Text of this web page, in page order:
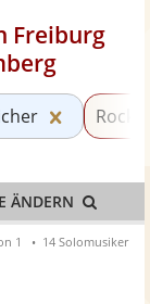
Freiburg
Rock
ÄNDERN
1 14 Solomusiker